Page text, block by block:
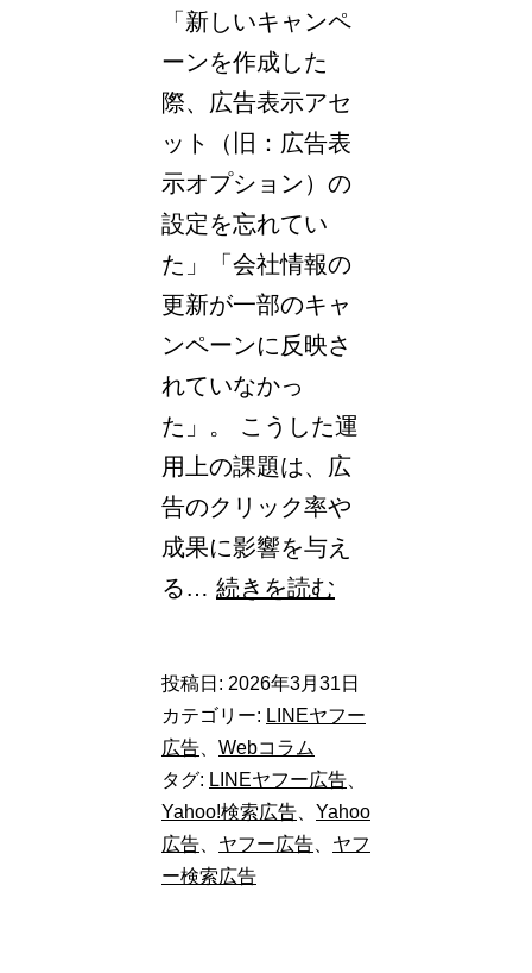
「新しいキャンペ
ーンを作成した
際、広告表示アセ
ット（旧：広告表
示オプション）の
設定を忘れてい
た」「会社情報の
更新が一部のキャ
ンペーンに反映さ
れていなかっ
た」。 こうした運
用上の課題は、広
告のクリック率や
成果に影響を与え
る… 続きを読む
広
検
索
投稿日: 2026年3月31日
カテゴリー: LINEヤフー
広告
Webコラム
タグ: LINEヤフー広告
Yahoo!検索広告
Yahoo
広告
ヤフー広告
ヤフ
ー検索広告